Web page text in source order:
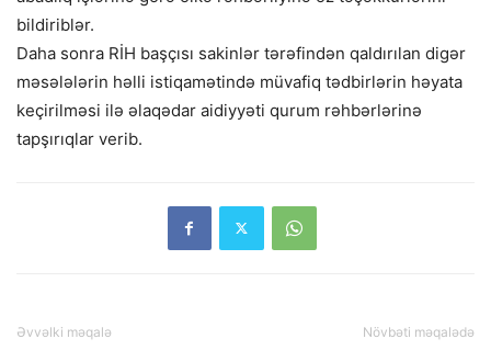
bildiriblər.
Daha sonra RİH başçısı sakinlər tərəfindən qaldırılan digər
məsələlərin həlli istiqamətində müvafiq tədbirlərin həyata
keçirilməsi ilə əlaqədar aidiyyəti qurum rəhbərlərinə
tapşırıqlar verib.
Əvvəlki məqalə Növbəti məqalədə